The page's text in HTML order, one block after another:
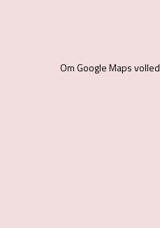
Om Google Maps